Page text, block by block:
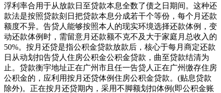
浮利率合用于从放款日至贷款本息全数了债之日期间。这种还
款法是按照贷款刻日把贷款本息分成若干个等份，每个月还款
额度不异。告贷人能够按照本人的现实环境选择还款体例，变
动还款体例时，需留意月还款额不克不及大于家庭月总收入的
50%。按月还贷是指公积金贷款放款后，核心于每月商定还款
日从动划扣告贷人住房公积金公积金贷款，曲至贷款结清为
止。贷款衡宇地址正在广州市且任一告贷人正在广州缴存住房
公积金的，应利用按月还贷体例住房公积金贷款。(贴息贷款
除外)。正在按月还贷期内，采用不脚额划扣体例(即公积金账